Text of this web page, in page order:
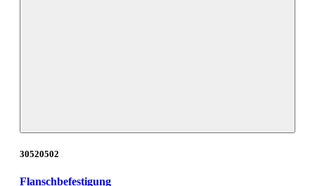
30520502
Flanschbefestigung